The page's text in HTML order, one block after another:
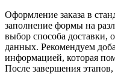
Оформление заказа в
заполнение формы на
выбор способа доставки,
данных. Рекомендуем
информацией, которая
После завершения